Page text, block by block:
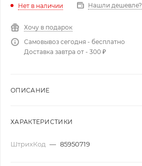
Нет в наличии Нашли дешевле?
Хочу в подарок
Самовывоз сегодня - бесплатно
Доставка завтра от - 300 ₽
ОПИСАНИЕ
ХАРАКТЕРИСТИКИ
ШтрихКод — 85950719